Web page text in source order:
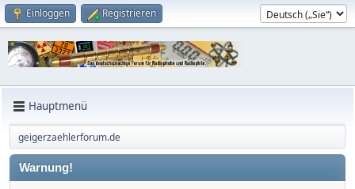
Einloggen Registrieren
Hauptmenü
geigerzaehlerforum.de
Warnung!